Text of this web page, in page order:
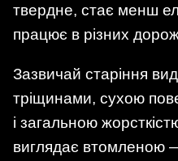
твердне, стає менш
працює в різних
Зазвичай старіння
тріщинами, сухою
і загальною
виглядає втомленою